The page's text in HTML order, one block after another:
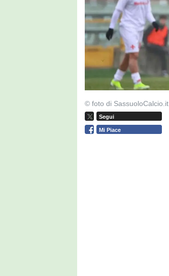
© foto di SassuoloCalcio.it
Segui
Mi Piace